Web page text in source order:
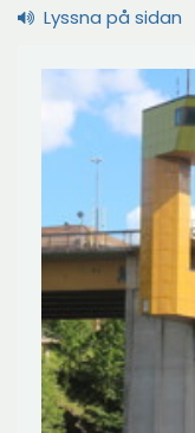
Lyssna på sidan